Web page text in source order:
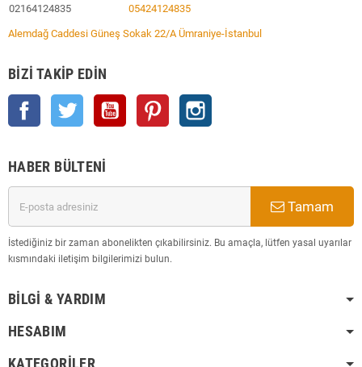
02164124835
05424124835
Alemdağ Caddesi Güneş Sokak 22/A Ümraniye-İstanbul
BIZI TAKIP EDIN
Facebook Twitter YouTube Pinterest
HABER BÜLTENI
Tamam
İstediğiniz bir zaman abonelikten çıkabilirsiniz. Bu amaçla, lütfen yasal uyarılar
kısmındaki iletişim bilgilerimizi bulun.
BILGI & YARDIM
HESABIM
KATEGORILER